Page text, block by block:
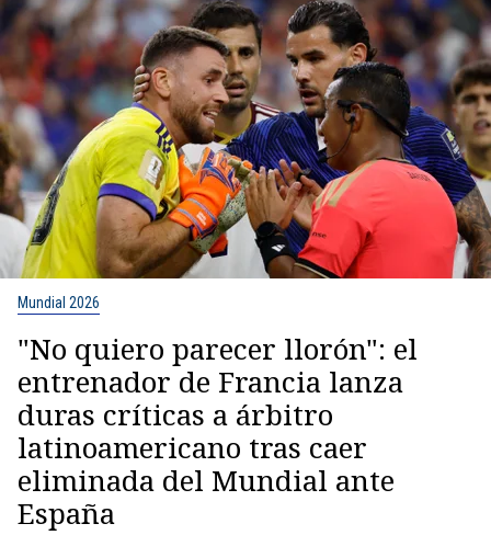
Mundial 2026
"No quiero parecer llorón": el
entrenador de Francia lanza
duras críticas a árbitro
latinoamericano tras caer
eliminada del Mundial ante
España